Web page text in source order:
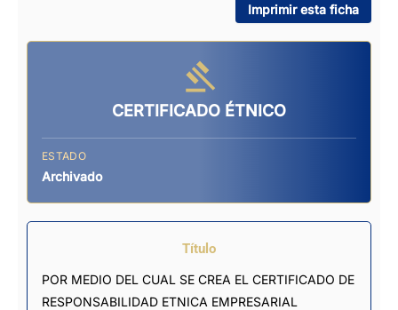
Imprimir esta ficha
CERTIFICADO ÉTNICO
ESTADO
Archivado
Título
POR MEDIO DEL CUAL SE CREA EL CERTIFICADO DE
RESPONSABILIDAD ETNICA EMPRESARIAL